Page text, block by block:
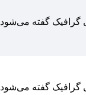
گرافیک گفته می‌شود
گرافیک گفته می‌شود